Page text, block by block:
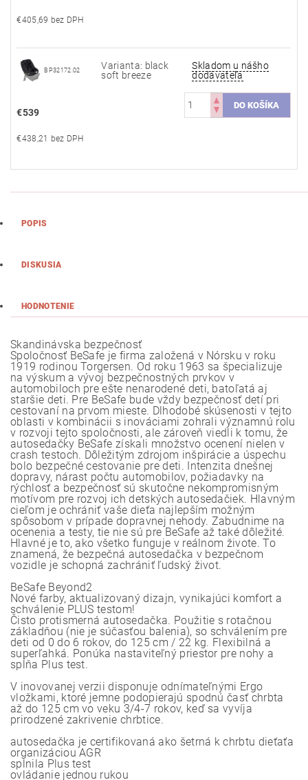
€405,69 bez DPH
BP32172.02
Varianta: black
soft breeze
Skladom u nášho
dodávateľa
€539
€438,21 bez DPH
POPIS
DISKUSIA
HODNOTENIE
Skandinávska bezpečnosť
Spoločnosť BeSafe je firma založená v Nórsku v roku
1919 rodinou Torgersen. Od roku 1963 sa špecializuje
na výskum a vývoj bezpečnostných prvkov v
automobiloch pre ešte nenarodené deti, batoľatá aj
staršie deti. Pre BeSafe bude vždy bezpečnosť detí pri
cestovaní na prvom mieste. Dlhodobé skúsenosti v tejto
oblasti v kombinácii s inováciami zohrali významnú rolu
v rozvoji tejto spoločnosti, ale zároveň viedli k tomu, že
autosedačky BeSafe získali množstvo ocenení nielen v
crash testoch. Dôležitým zdrojom inšpirácie a úspechu
bolo bezpečné cestovanie pre deti. Intenzita dnešnej
dopravy, nárast počtu automobilov, požiadavky na
rýchlosť a bezpečnosť sú skutočne nekompromisným
motívom pre rozvoj ich detských autosedačiek. Hlavným
cieľom je ochrániť vaše dieťa najlepším možným
spôsobom v prípade dopravnej nehody. Zabudnime na
ocenenia a testy, tie nie sú pre BeSafe až také dôležité.
Hlavné je to, ako všetko funguje v reálnom živote. To
znamená, že bezpečná autosedačka v bezpečnom
vozidle je schopná zachrániť ľudský život.
BeSafe Beyond2
Nové farby, aktualizovaný dizajn, vynikajúci komfort a
schválenie PLUS testom!
Čisto protismerná autosedačka. Použitie s rotačnou
základňou (nie je súčasťou balenia), so schválením pre
deti od 0 do 6 rokov, do 125 cm / 22 kg. Flexibilná a
superľahká. Ponúka nastaviteľný priestor pre nohy a
spĺňa Plus test.
V inovovanej verzii disponuje odnímateľnými Ergo
vložkami, ktoré jemne podopierajú spodnú časť chrbta
až do 125 cm vo veku 3/4-7 rokov, keď sa vyvíja
prirodzené zakrivenie chrbtice.
autosedačka je certifikovaná ako šetrná k chrbtu dieťaťa
organizáciou AGR
splnila Plus test
ovládanie jednou rukou